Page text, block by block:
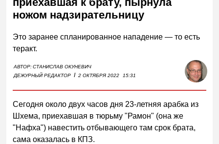
ножом надзирательницу
Это заранее спланированное нападение — то есть
теракт.
АВТОР:СТАНИСЛАВ ОКУНЕВИЧ
ДЕЖУРНЫЙ РЕДАКТОР I 2 ОКТЯБРЯ 2022 15:31
Сегодня около двух часов дня 23-летняя арабка из
Шхема, приехавшая в тюрьму "Рамон" (она же
"Нафха") навестить отбывающего там срок брата,
сама оказалась в КПЗ.